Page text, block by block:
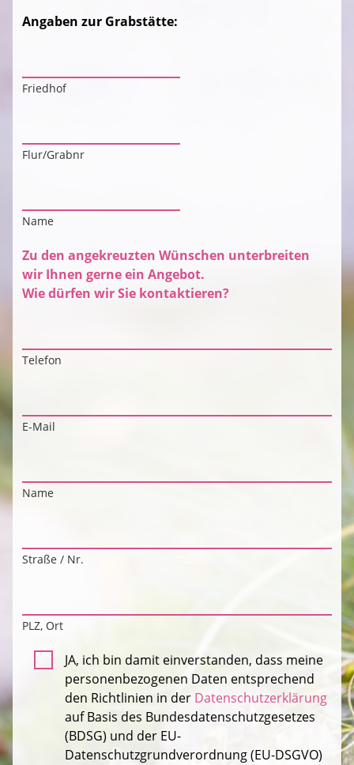
Angaben zur Grabstätte:
Friedhof
Flur/Grabnr
Name
Zu den angekreuzten Wünschen unterbreiten
wir Ihnen gerne ein Angebot.
Wie dürfen wir Sie kontaktieren?
Telefon
E-Mail
Name
Straße / Nr.
PLZ, Ort
JA, ich bin damit einverstanden, dass meine
personenbezogenen Daten entsprechend
den Richtlinien in der Datenschutzerklärung
auf Basis des Bundesdatenschutzgesetzes
(BDSG) und der EU-
Datenschutzgrundverordnung (EU-DSGVO)